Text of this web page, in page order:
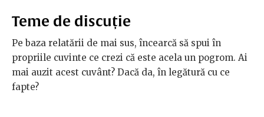
Teme de discuție
Pe baza relatării de mai sus, încearcă să spui în
propriile cuvinte ce crezi că este acela un pogrom. Ai
mai auzit acest cuvânt? Dacă da, în legătură cu ce
fapte?